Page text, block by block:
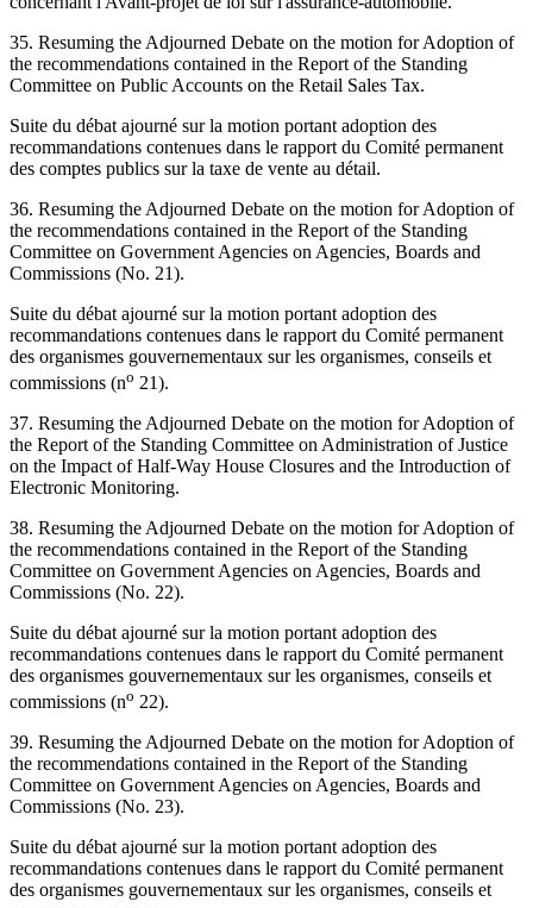
35. Resuming the Adjourned Debate on the motion for Adoption of
the recommendations contained in the Report of the Standing
Committee on Public Accounts on the Retail Sales Tax.
Suite du débat ajourné sur la motion portant adoption des
recommandations contenues dans le rapport du Comité permanent
des comptes publics sur la taxe de vente au détail.
36. Resuming the Adjourned Debate on the motion for Adoption of
the recommendations contained in the Report of the Standing
Committee on Government Agencies on Agencies, Boards and
Commissions (No. 21).
Suite du débat ajourné sur la motion portant adoption des
recommandations contenues dans le rapport du Comité permanent
des organismes gouvernementaux sur les organismes, conseils et
commissions (no 21).
37. Resuming the Adjourned Debate on the motion for Adoption of
the Report of the Standing Committee on Administration of Justice
on the Impact of Half-Way House Closures and the Introduction of
Electronic Monitoring.
38. Resuming the Adjourned Debate on the motion for Adoption of
the recommendations contained in the Report of the Standing
Committee on Government Agencies on Agencies, Boards and
Commissions (No. 22).
Suite du débat ajourné sur la motion portant adoption des
recommandations contenues dans le rapport du Comité permanent
des organismes gouvernementaux sur les organismes, conseils et
commissions (no 22).
39. Resuming the Adjourned Debate on the motion for Adoption of
the recommendations contained in the Report of the Standing
Committee on Government Agencies on Agencies, Boards and
Commissions (No. 23).
Suite du débat ajourné sur la motion portant adoption des
recommandations contenues dans le rapport du Comité permanent
des organismes gouvernementaux sur les organismes, conseils et